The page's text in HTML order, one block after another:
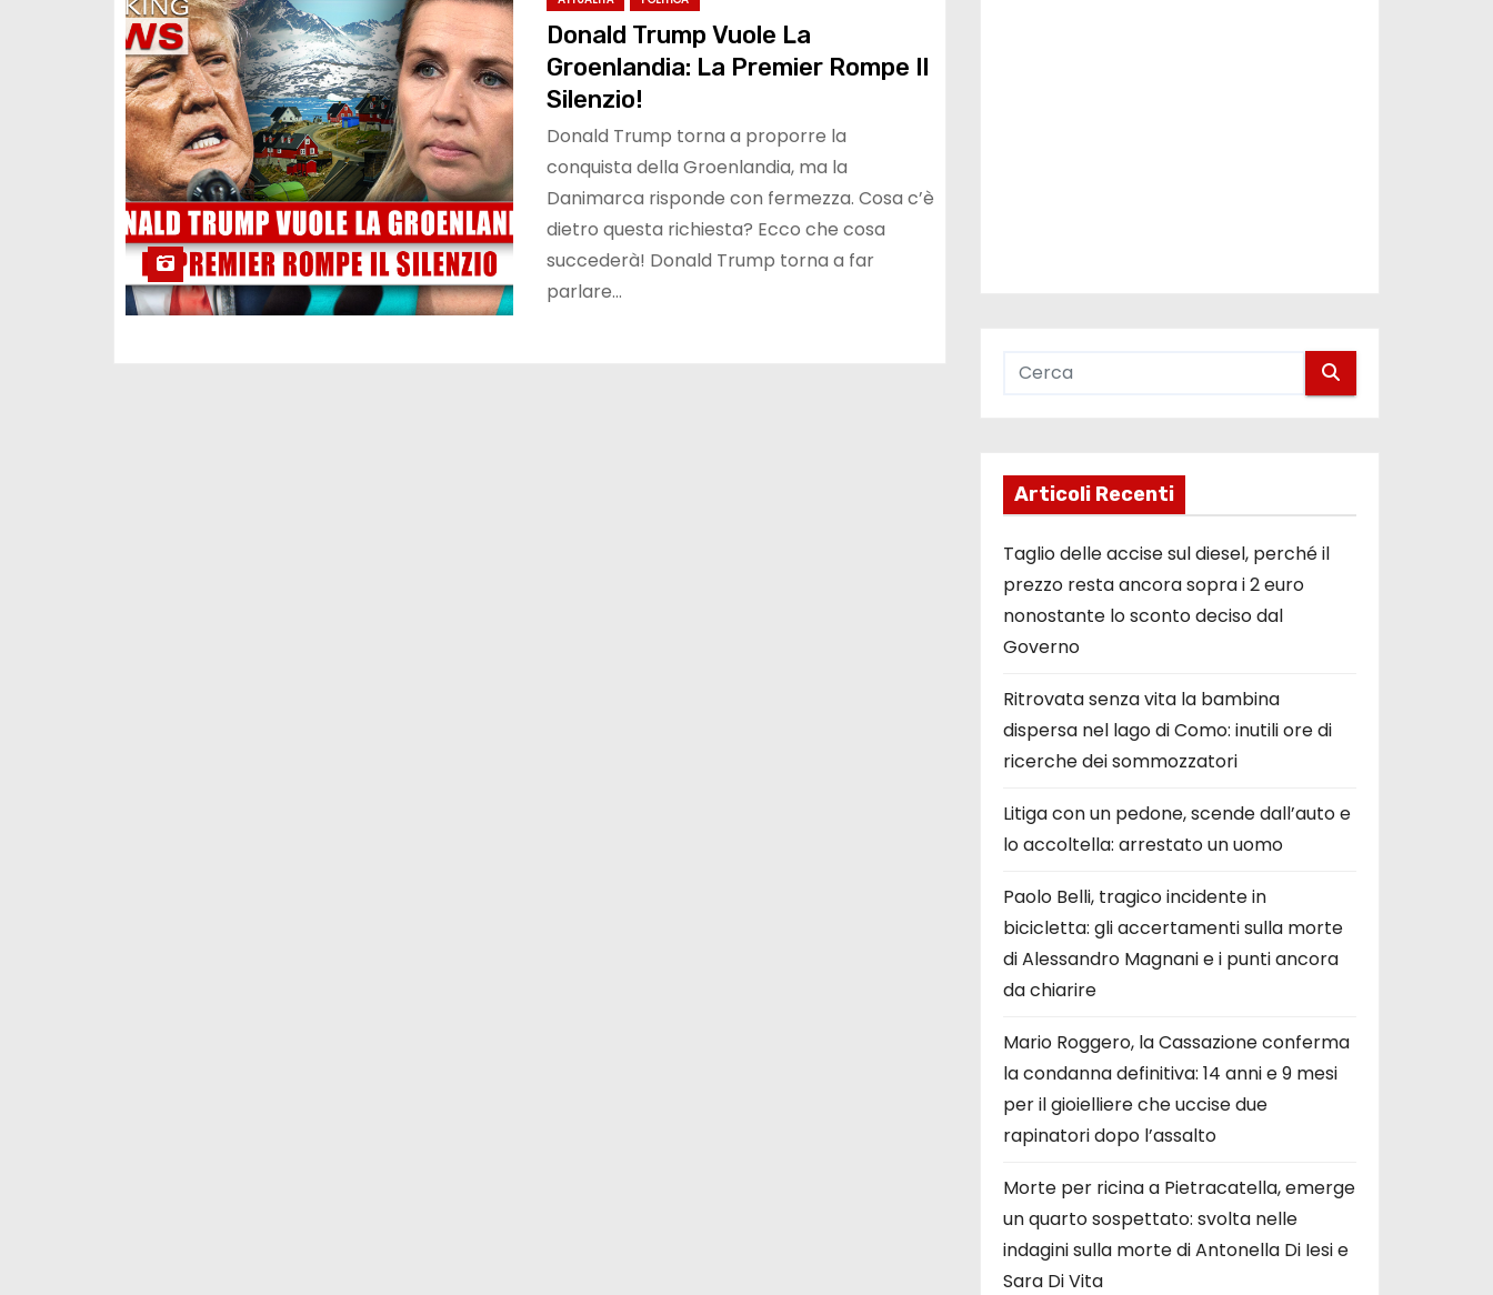
Donald Trump Vuole La
Groenlandia: La Premier Rompe Il
Silenzio!
Donald Trump torna a proporre la
conquista della Groenlandia, ma la
Danimarca risponde con fermezza. Cosa c’è
dietro questa richiesta? Ecco che cosa
succederà! Donald Trump torna a far
parlare…
Articoli Recenti
Taglio delle accise sul diesel, perché il
prezzo resta ancora sopra i 2 euro
nonostante lo sconto deciso dal
Governo
Ritrovata senza vita la bambina
dispersa nel lago di Como: inutili ore di
ricerche dei sommozzatori
Litiga con un pedone, scende dall’auto e
lo accoltella: arrestato un uomo
Paolo Belli, tragico incidente in
bicicletta: gli accertamenti sulla morte
di Alessandro Magnani e i punti ancora
da chiarire
Mario Roggero, la Cassazione conferma
la condanna definitiva: 14 anni e 9 mesi
per il gioielliere che uccise due
rapinatori dopo l’assalto
Morte per ricina a Pietracatella, emerge
un quarto sospettato: svolta nelle
indagini sulla morte di Antonella Di Iesi e
Sara Di Vita